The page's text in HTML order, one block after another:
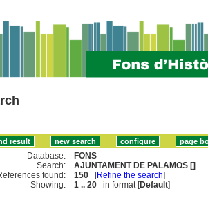
Database:
FONS
Search:
AJUNTAMENT DE PALAMOS []
found:
150 [Refine the search]
Showing:
1 .. 20 in format [Default]